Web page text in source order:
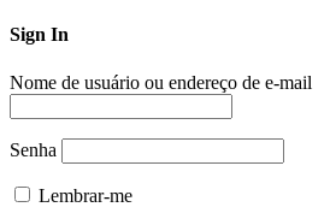
Sign In
Nome de usuário ou endereço de e-mail
Senha
Lembrar-me